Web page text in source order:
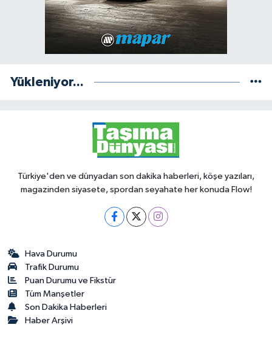
Yükleniyor...
Türkiye'den ve dünyadan son dakika haberleri, köşe yazıları,
magazinden siyasete, spordan seyahate her konuda Flow!
Hava Durumu
Trafik Durumu
Puan Durumu ve Fikstür
Tüm Manşetler
Son Dakika Haberleri
Haber Arşivi